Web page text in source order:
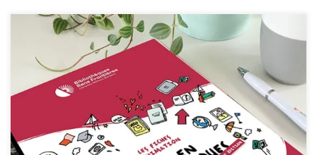
Ce kit sous licence Creative Commons proposé par
Bibliothèques sans frontières contient 58 fiches d’activité et
43 ressources de compréhension classées en 3 grands
thèmes : Se protéger, Se représenter S’informer en ligne.
Chaque thème est divisé en objectifs pédagogiques qui
s’accompagnent d’activités et de ressources de
compréhension. Cliquer pour […]